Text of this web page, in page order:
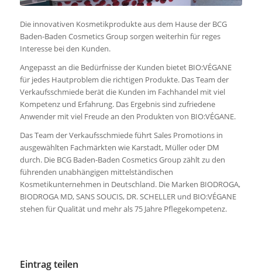
Die innovativen Kosmetikprodukte aus dem Hause der BCG
Baden-Baden Cosmetics Group sorgen weiterhin für reges
Interesse bei den Kunden.
Angepasst an die Bedürfnisse der Kunden bietet BIO:VÉGANE
für jedes Hautproblem die richtigen Produkte. Das Team der
Verkaufsschmiede berät die Kunden im Fachhandel mit viel
Kompetenz und Erfahrung. Das Ergebnis sind zufriedene
Anwender mit viel Freude an den Produkten von BIO:VÉGANE.
Das Team der Verkaufsschmiede führt Sales Promotions in
ausgewählten Fachmärkten wie Karstadt, Müller oder DM
durch. Die BCG Baden-Baden Cosmetics Group zählt zu den
führenden unabhängigen mittelständischen
Kosmetikunternehmen in Deutschland. Die Marken BIODROGA,
BIODROGA MD, SANS SOUCIS, DR. SCHELLER und BIO:VÉGANE
stehen für Qualität und mehr als 75 Jahre Pflegekompetenz.
Eintrag teilen